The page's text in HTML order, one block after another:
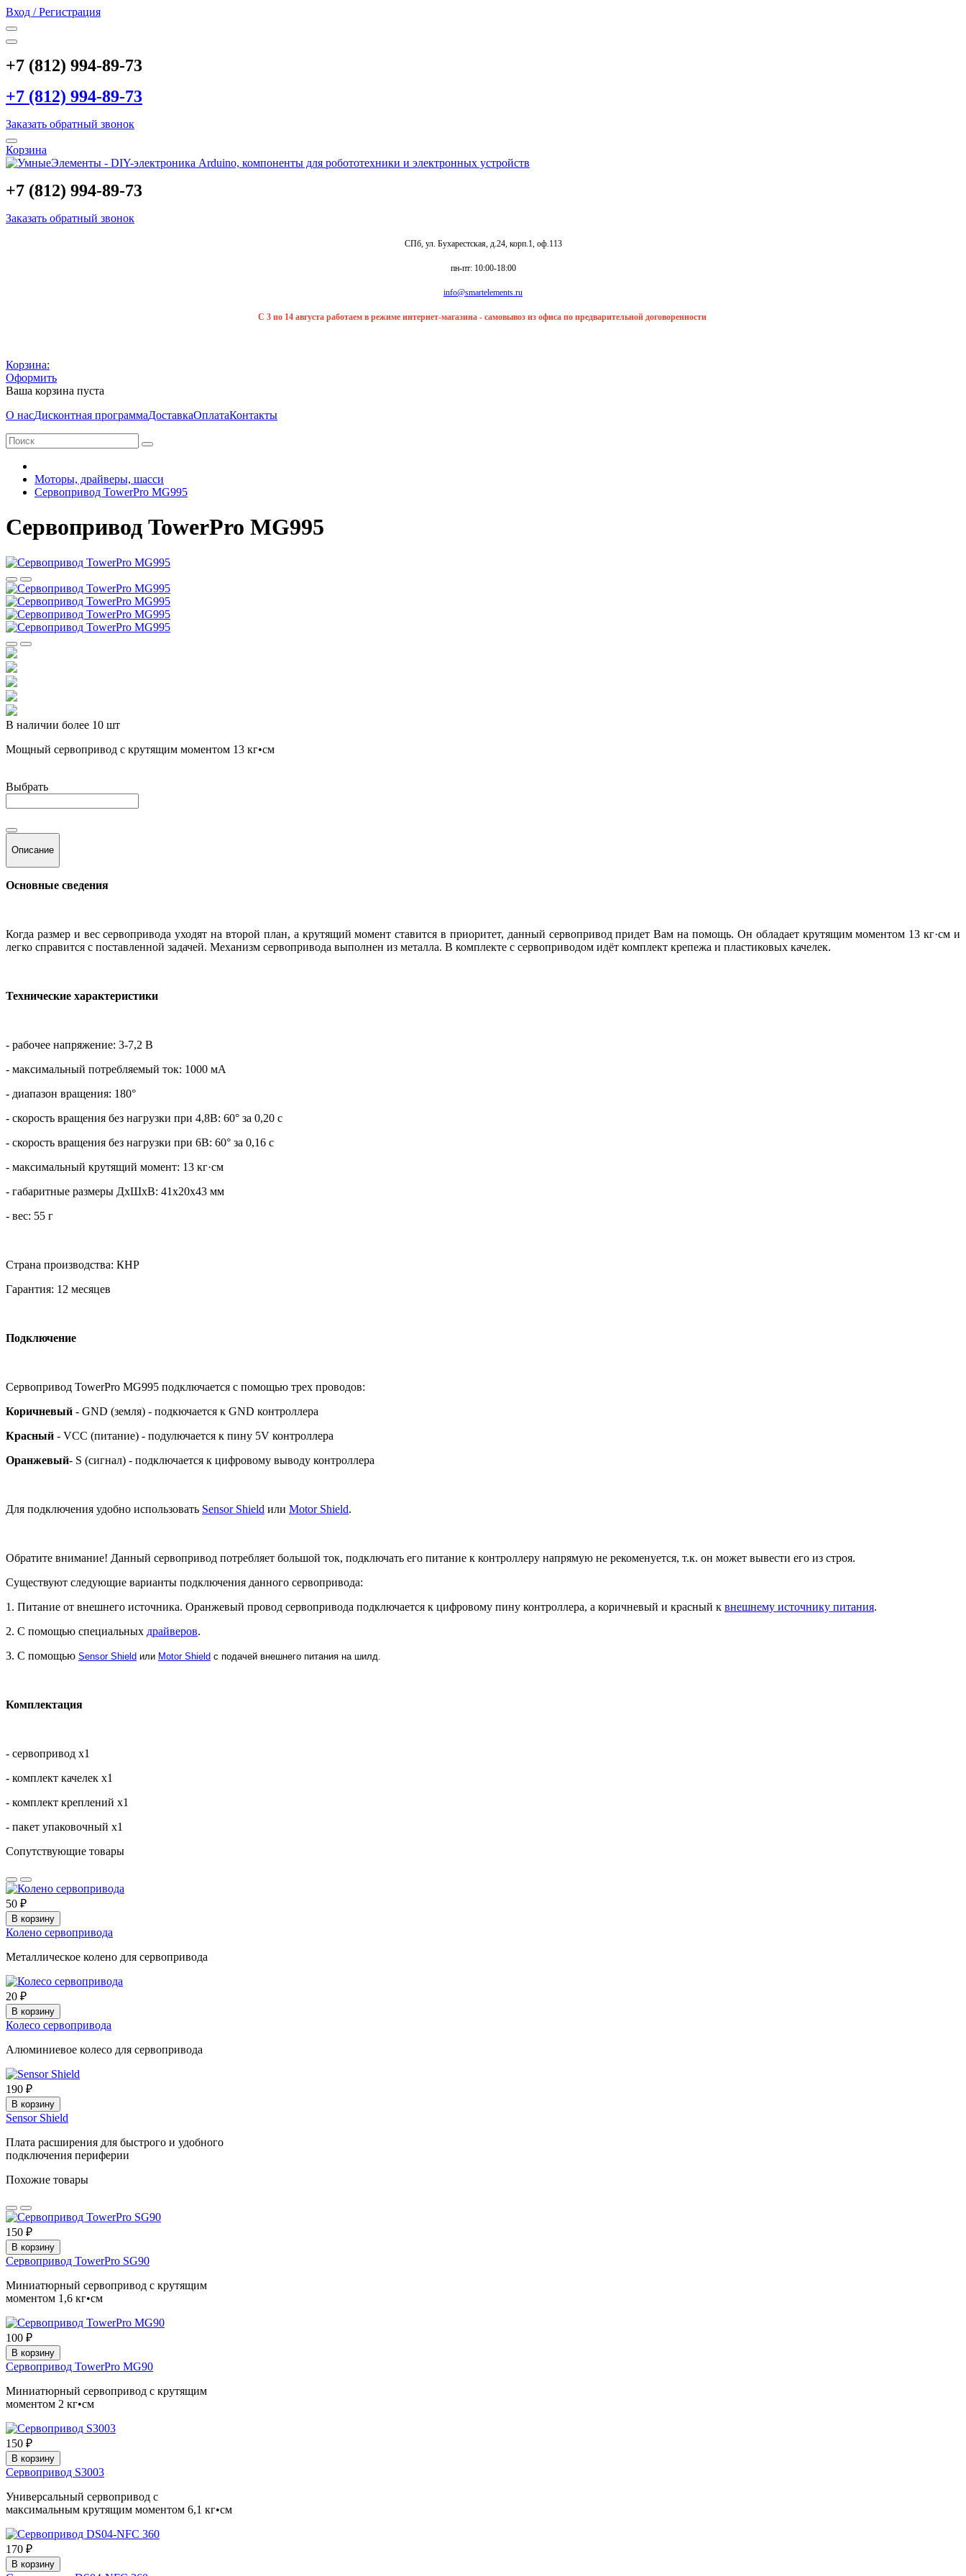
Вход / Регистрация
+7 (812) 994-89-73
+7 (812) 994-89-73
Заказать обратный звонок
Корзина
+7 (812) 994-89-73
Заказать обратный звонок
СПб, ул. Бухарестская, д.24, корп.1, оф.113
пн-пт: 10:00-18:00
info@smartelements.ru
С 3 по 14 августа работаем в режиме интернет-магазина - самовывоз из офиса по предварительной договоренности
Корзина:
Оформить
Ваша корзина пуста
О насДисконтная программаДоставкаОплатаКонтакты
Моторы, драйверы, шасси
Сервопривод TowerPro MG995
Сервопривод TowerPro MG995
В наличии более 10 шт
Мощный сервопривод с крутящим моментом 13 кг•см
Выбрать
Описание
Основные сведения
Когда размер и вес сервопривода уходят на второй план, а крутящий момент ставится в приоритет, данный сервопривод придет Вам на помощь. Он обладает крутящим моментом 13 кг·см и
легко справится с поставленной задачей. Механизм сервопривода выполнен из металла. В комплекте с сервоприводом идёт комплект крепежа и пластиковых качелек.
Технические характеристики
- рабочее напряжение: 3-7,2 В
- максимальный потребляемый ток: 1000 мА
- диапазон вращения: 180°
- скорость вращения без нагрузки при 4,8В: 60° за 0,20 с
- скорость вращения без нагрузки при 6В: 60° за 0,16 с
- максимальный крутящий момент: 13 кг·см
- габаритные размеры ДхШхВ: 41х20х43 мм
- вес: 55 г
Страна производства: КНР
Гарантия: 12 месяцев
Подключение
Сервопривод TowerPro MG995 подключается с помощью трех проводов:
Коричневый - GND (земля) - подкючается к GND контроллера
Красный - VCC (питание) - подулючается к пину 5V контроллера
Оранжевый- S (сигнал) - подключается к цифровому выводу контроллера
Для подключения удобно использовать Sensor Shield или Motor Shield.
Обратите внимание! Данный сервопривод потребляет большой ток, подключать его питание к контроллеру напрямую не рекоменуется, т.к. он может вывести его из строя.
Существуют следующие варианты подключения данного сервопривода:
1. Питание от внешнего источника. Оранжевый провод сервопривода подключается к цифровому пину контроллера, а коричневый и красный к внешнему источнику питания.
2. С помощью специальных драйверов.
3. С помощью Sensor Shield или Motor Shield с подачей внешнего питания на шилд.
Комплектация
- сервопривод х1
- комплект качелек х1
- комплект креплений х1
- пакет упаковочный х1
Сопутствующие товары
50 ₽
В корзину
Колено сервопривода
Металлическое колено для сервопривода
20 ₽
В корзину
Колесо сервопривода
Алюминиевое колесо для сервопривода
190 ₽
В корзину
Sensor Shield
Плата расширения для быстрого и удобного
подключения периферии
Похожие товары
150 ₽
В корзину
Сервопривод TowerPro SG90
Миниатюрный сервопривод с крутящим
моментом 1,6 кг•см
100 ₽
В корзину
Сервопривод TowerPro MG90
Миниатюрный сервопривод с крутящим
моментом 2 кг•см
150 ₽
В корзину
Сервопривод S3003
Универсальный сервопривод с
максимальным крутящим моментом 6,1 кг•см
170 ₽
В корзину